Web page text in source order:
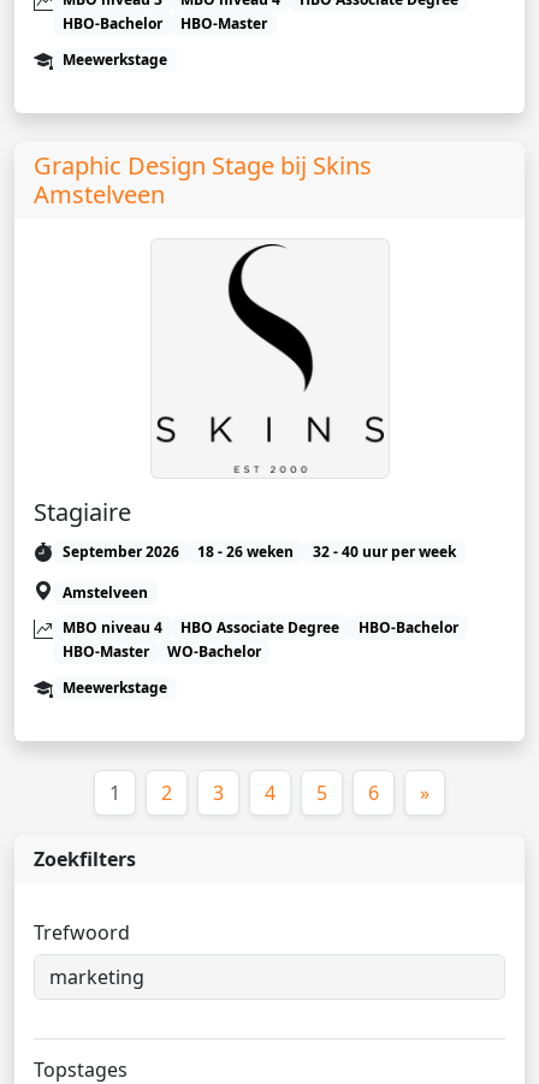
Zoekfilters
Trefwoord
Topstages
HBO-Bachelor
HBO-Master
Meewerkstage
Graphic Design Stage bij Skins
Amstelveen
Stagiaire
September 2026 18 - 26 weken
32 - 40 uur per week
Amstelveen
MBO niveau 4
HBO Associate Degree
HBO-Bachelor
HBO-Master
WO-Bachelor
Meewerkstage
1 (huidige)
2 3 4 5 6 »